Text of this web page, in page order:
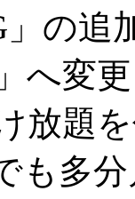
」の
へ変
放題
も多